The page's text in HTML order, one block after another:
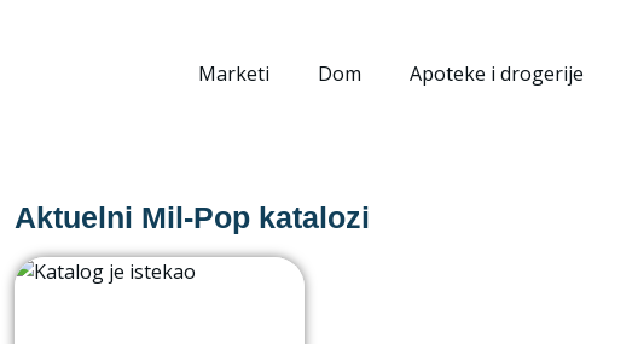
Marketi Dom Apoteke i drogerije
Aktuelni Mil-Pop katalozi